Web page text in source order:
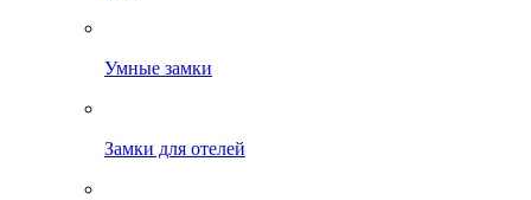
Умные замки
Замки для отелей